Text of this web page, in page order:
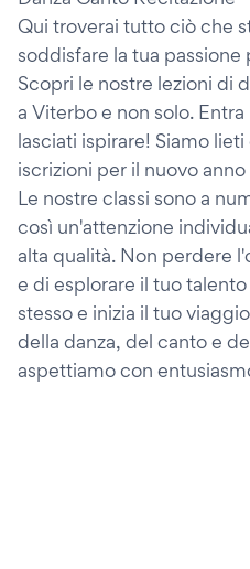
Qui troverai tutto ciò che
soddisfare la tua passione
Scopri le nostre lezioni di
a Viterbo e non solo.
lasciati ispirare! Siamo
iscrizioni per il nuovo
Le nostre classi sono a
così un'attenzione
alta qualità. Non perdere
e di esplorare il tuo
stesso e inizia il tuo
della danza, del canto e
aspettiamo con